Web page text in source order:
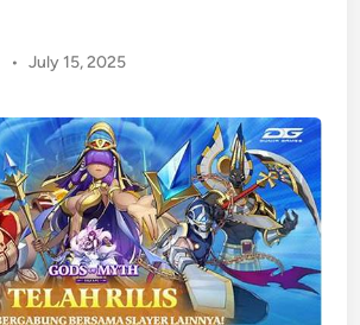
• July 15, 2025